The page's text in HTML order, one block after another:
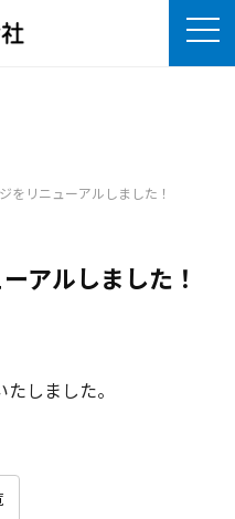
をリニューアルしました！
アルしました！
しました。